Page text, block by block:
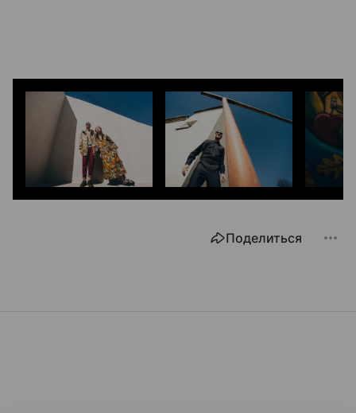
Поделиться